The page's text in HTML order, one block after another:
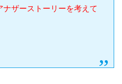
ナザーストーリーを考えて